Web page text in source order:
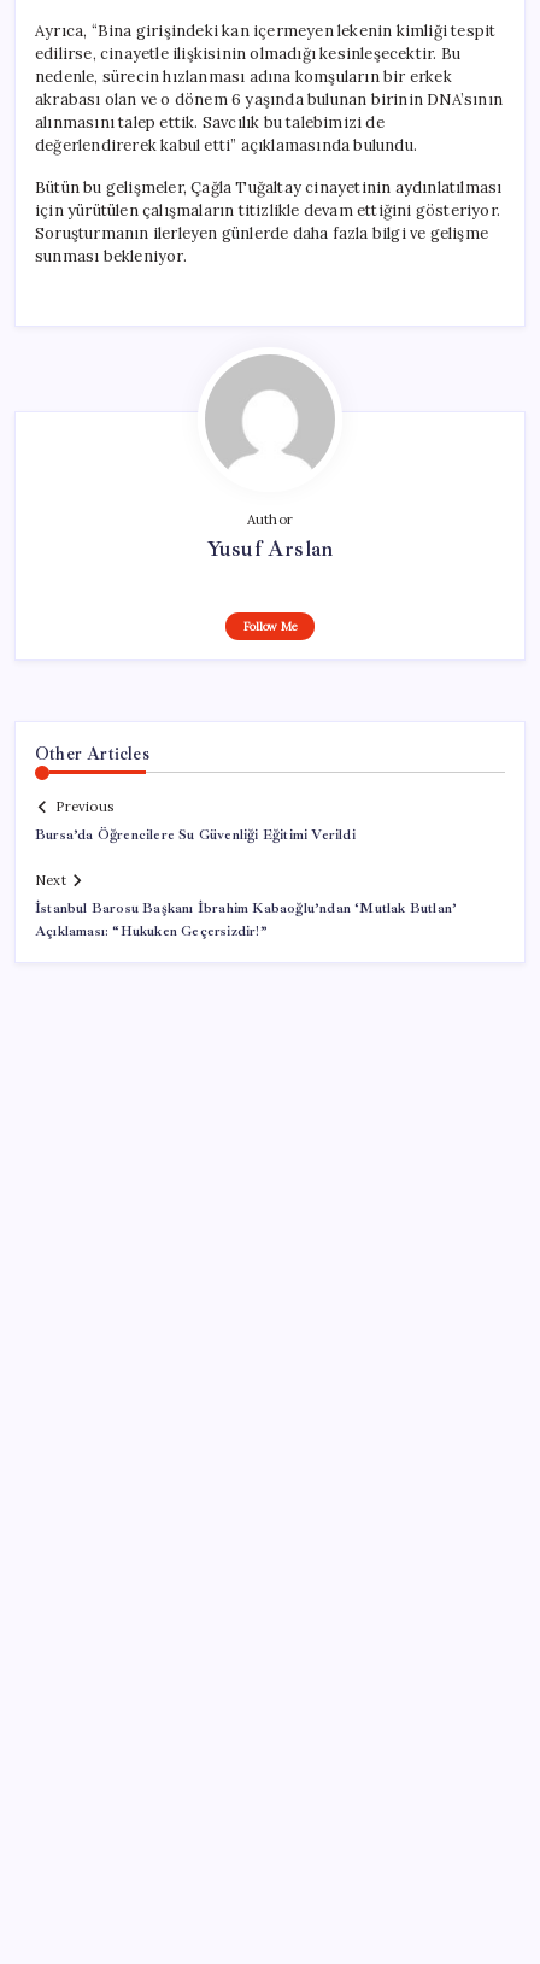
Ayrıca, “Bina girişindeki kan içermeyen lekenin kimliği tespit
edilirse, cinayetle ilişkisinin olmadığı kesinleşecektir. Bu
nedenle, sürecin hızlanması adına komşuların bir erkek
akrabası olan ve o dönem 6 yaşında bulunan birinin DNA’sının
alınmasını talep ettik. Savcılık bu talebimizi de
değerlendirerek kabul etti” açıklamasında bulundu.
Bütün bu gelişmeler, Çağla Tuğaltay cinayetinin aydınlatılması
için yürütülen çalışmaların titizlikle devam ettiğini gösteriyor.
Soruşturmanın ilerleyen günlerde daha fazla bilgi ve gelişme
sunması bekleniyor.
Author
Yusuf Arslan
Follow Me
Other Articles
Previous
Bursa’da Öğrencilere Su Güvenliği Eğitimi Verildi
Next
İstanbul Barosu Başkanı İbrahim Kabaoğlu’ndan ‘Mutlak Butlan’
Açıklaması: “Hukuken Geçersizdir!”